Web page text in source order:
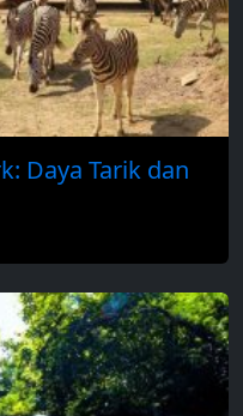
Daya Tarik dan